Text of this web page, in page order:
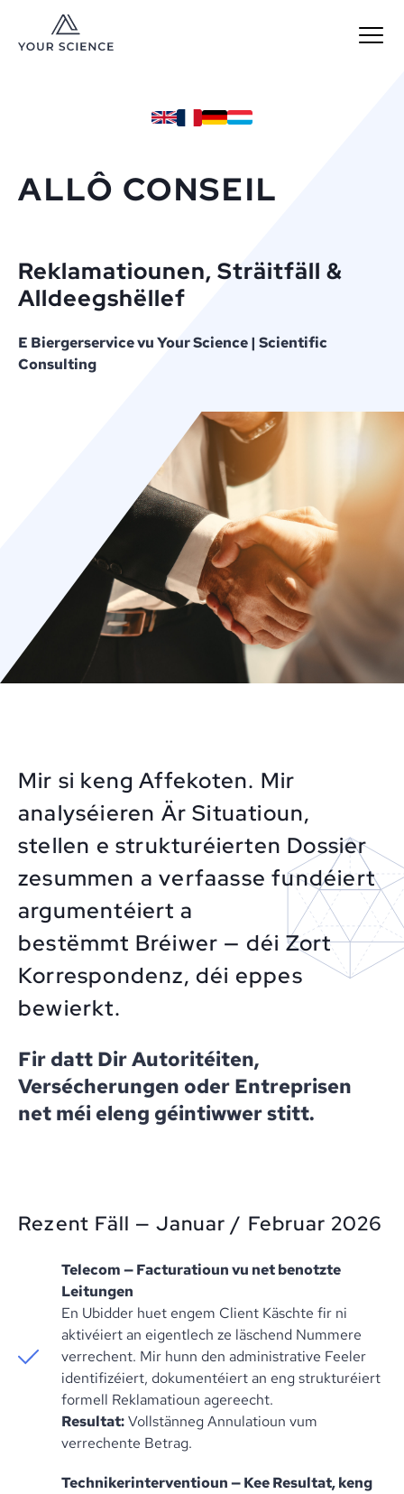
MENU
ALLÔ CONSEIL
Reklamatiounen, Sträitfäll &
Alldeegshëllef
E Biergerservice vu Your Science | Scientific
Consulting
Mir si keng Affekoten. Mir
analyséieren Är Situatioun,
stellen e strukturéierten Dossier
zesummen a verfaasse fundéiert
argumentéiert a
bestëmmt Bréiwer — déi Zort
Korrespondenz, déi eppes
bewierkt.
Fir datt Dir Autoritéiten,
Versécherungen oder Entreprisen
net méi eleng géintiwwer stitt.
Rezent Fäll — Januar / Februar 2026
Telecom — Facturatioun vu net benotzte
Leitungen
En Ubidder huet engem Client Käschte fir ni
aktivéiert an eigentlech ze läschend Nummere
verrechent. Mir hunn den administrative Feeler
identifizéiert, dokumentéiert an eng strukturéiert
formell Reklamatioun agereecht.
Resultat:Vollstänneg Annulatioun vum
verrechente Betrag.
Technikerinterventioun — Kee Resultat, keng